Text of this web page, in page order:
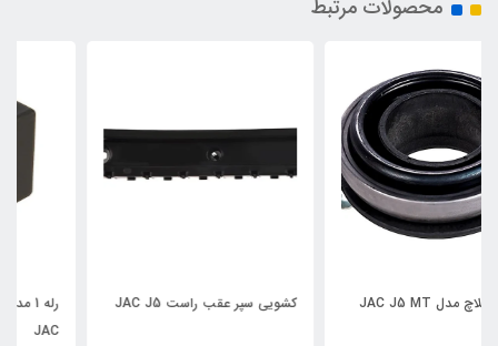
محصولات مرتبط
کشویی سپر عقب راست JAC J5
رله 1 مدل 3735901U1010 برای